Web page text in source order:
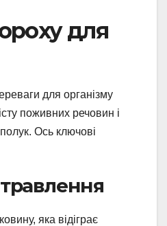
для
для організму
поживних речовин і
Ось ключові
яка відіграє